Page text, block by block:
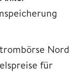
Nord
für